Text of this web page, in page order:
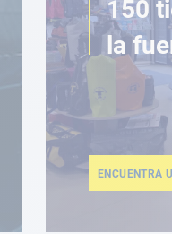
150
la
ENCUENTRA